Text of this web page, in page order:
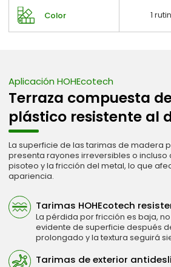
Color 1
Aplicación HOHEcotech
Terraza compuesta
plástico resistente al
La superficie de las tarimas de madera
presenta rayones irreversibles o
pisoteo y la fricción del metal, lo que
apariencia.
Tarimas HOHEcotech
La pérdida por fricción es baja,
evidente de superficie después
prolongado y la textura seguirá
Tarimas de exterior